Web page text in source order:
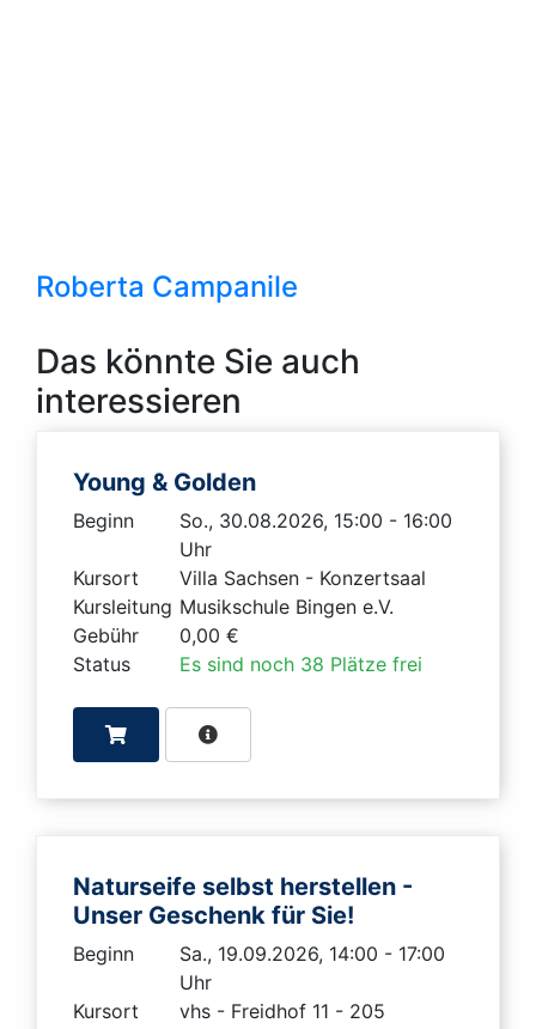
Roberta Campanile
Das könnte Sie auch
interessieren
Young & Golden
Beginn
So., 30.08.2026, 15:00 - 16:00
Uhr
Kursort
Villa Sachsen - Konzertsaal
Kursleitung Musikschule Bingen e.V.
Gebühr
0,00 €
Status
Es sind noch 38 Plätze frei
Naturseife selbst herstellen -
Unser Geschenk für Sie!
Beginn
Sa., 19.09.2026, 14:00 - 17:00
Uhr
Kursort
vhs - Freidhof 11 - 205